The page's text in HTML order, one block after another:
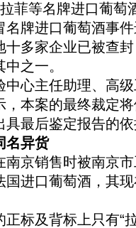
等名牌进口葡萄
名牌进口葡萄酒事
十多家企业已被查
之一。
心主任助理、高级
本案的最终裁定
具最后鉴定报告的
名异货
京销售时被南京市
进口葡萄酒，其
及背标上只有“